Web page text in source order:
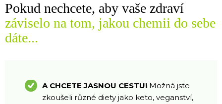
Pokud nechcete, aby vaše zdraví
záviselo na tom, jakou chemii do sebe
dáte...
A CHCETE JASNOU CESTU! Možná jste
zkoušeli různé diety jako keto, veganství,